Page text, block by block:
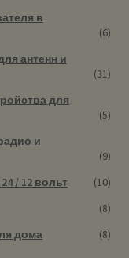
в
(6)
антенн и
(31)
для
(5)
и
(9)
/ 12 вольт
(10)
(8)
дома
(8)